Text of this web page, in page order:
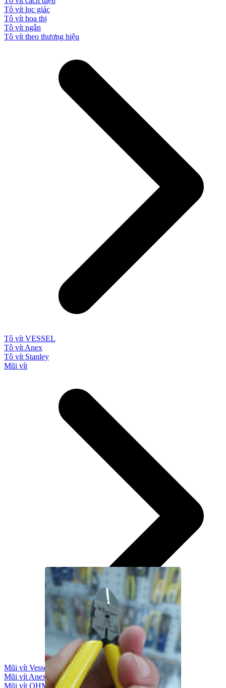
Tô vít lục giác
Tô vít hoa thị
Tô vít ngắn
Tô vít theo thương hiệu
Tô vít VESSEL
Tô vít Anex
Tô vít Stanley
Mũi vít
Mũi vít Vessel
Mũi vít Anex
Mũi vít OHMI